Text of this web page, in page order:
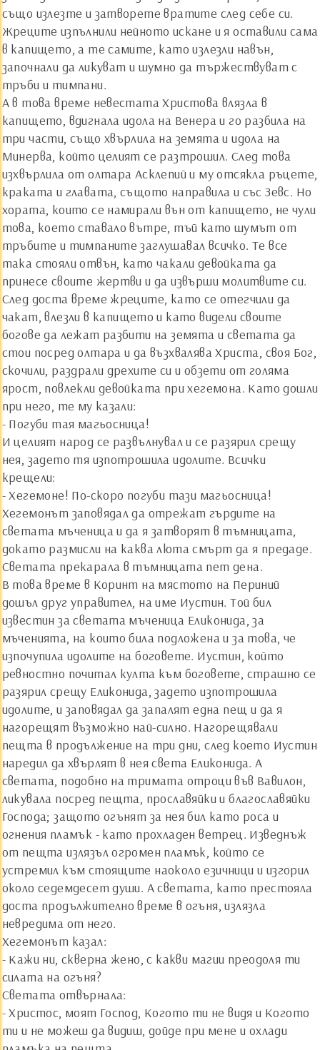
също излезте и затворете вратите след себе си.
Жреците изпълнили нейното искане и я оставили сама
в капището, а те самите, като излезли навън,
започнали да ликуват и шумно да тържествуват с
тръби и тимпани.
А в това време невестата Христова влязла в
капището, вдигнала идола на Венера и го разбила на
три части, също хвърлила на земята и идола на
Минерва, който целият се разтрошил. След това
изхвърлила от олтара Асклепий и му отсякла ръцете,
краката и главата, същото направила и със Зевс. Но
хората, които се намирали вън от капището, не чули
това, което ставало вътре, тъй като шумът от
тръбите и тимпаните заглушавал всичко. Те все
така стояли отвън, като чакали девойката да
принесе своите жертви и да извърши молитвите си.
След доста време жреците, като се отегчили да
чакат, влезли в капището и като видели своите
богове да лежат разбити на земята и светата да
стои посред олтара и да възхвалява Христа, своя Бог,
скочили, раздрали дрехите си и обзети от голяма
ярост, повлекли девойката при хегемона. Като дошли
при него, те му казали:
- Погуби тая магьосница!
И целият народ се развълнувал и се разярил срещу
нея, задето тя изпотрошила идолите. Всички
крещели:
- Хегемоне! По-скоро погуби тази магьосница!
Хегемонът заповядал да отрежат гърдите на
светата мъченица и да я затворят в тъмницата,
докато размисли на каква люта смърт да я предаде.
Светата прекарала в тъмницата пет дена.
В това време в Коринт на мястото на Периний
дошъл друг управител, на име Иустин. Той бил
известин за светата мъченица Еликонида, за
мъченията, на които била подложена и за това, че
изпочупила идолите на боговете. Иустин, който
ревностно почитал култа към боговете, страшно се
разярил срещу Еликонида, задето изпотрошила
идолите, и заповядал да запалят една пещ и да я
нагорещят възможно най-силно. Нагорещявали
пещта в продължение на три дни, след което Иустин
наредил да хвърлят в нея света Еликонида. А
светата, подобно на тримата отроци във Вавилон,
ликувала посред пещта, прославяйки и благославяйки
Господа; защото огънят за нея бил като роса и
огнения пламък - като прохладен ветрец. Изведнъж
от пещта излязъл огромен пламък, който се
устремил към стоящите наоколо езичници и изгорил
около седемдесет души. А светата, като престояла
доста продължително време в огъня, излязла
невредима от него.
Хегемонът казал:
- Кажи ни, скверна жено, с какви магии преодоля ти
силата на огъня?
Светата отвърнала:
- Христос, моят Господ, Когото ти не видя и Когото
ти и не можеш да видиш, дойде при мене и охлади